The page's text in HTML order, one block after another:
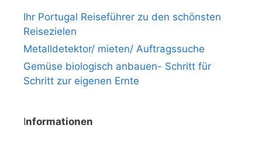
Ihr Portugal Reiseführer zu den schönsten
Reisezielen
Metalldetektor/ mieten/ Auftragssuche
Gemüse biologisch anbauen- Schritt für
Schritt zur eigenen Ernte
Informationen